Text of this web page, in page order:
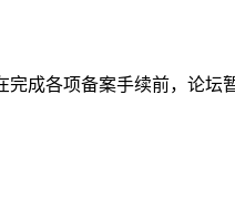
成各项备案手续前，论坛